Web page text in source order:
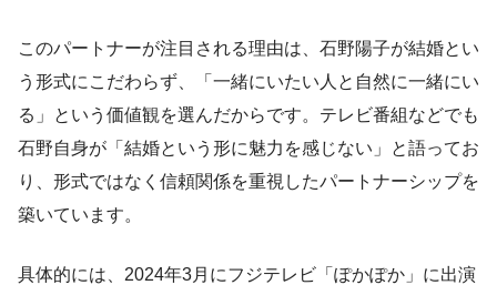
このパートナーが注目される理由は、石野陽子が結婚とい
う形式にこだわらず、「一緒にいたい人と自然に一緒にい
る」という価値観を選んだからです。テレビ番組などでも
石野自身が「結婚という形に魅力を感じない」と語ってお
り、形式ではなく信頼関係を重視したパートナーシップを
築いています。
具体的には、2024年3月にフジテレビ「ぽかぽか」に出演